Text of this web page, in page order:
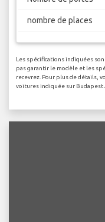
nombre de places
Les spécifications indiquées
pas garantir le modèle et les
recevrez. Pour plus de détails,
voitures indiquée sur Budapest